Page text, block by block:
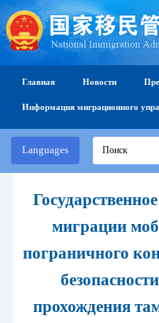
Languages
Главная Новости
Информация миграционного
миграции
пограничного
прохождения